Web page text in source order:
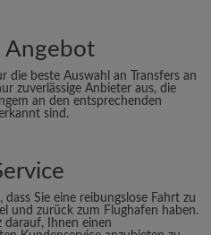
Angebot
die beste Auswahl an Transfers an
zuverlässige Anbieter aus, die
an den entsprechenden
sind.
Sie eine reibungslose Fahrt zu
und zurück zum Flughafen haben.
darauf, Ihnen einen